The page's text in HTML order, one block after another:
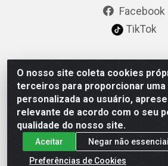
O nosso site coleta cookies
terceiros para proporcionar uma
personalizada ao usuário,
relevante de acordo com o seu
qualidade do nosso site.
Aceitar
Negar não
Preferências de Cookies
Facebook
TikTok
Baixe já nosso
Site Seguro